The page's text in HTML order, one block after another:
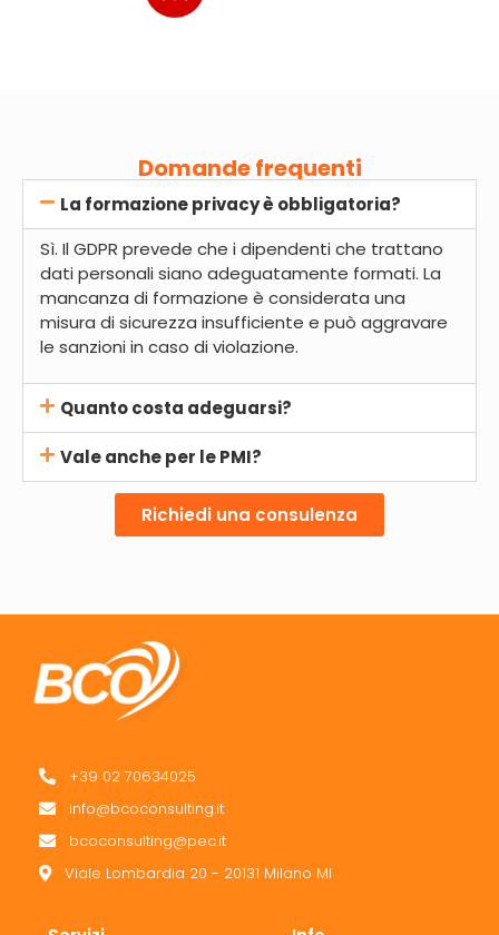
Domande frequenti
La formazione privacy è obbligatoria?
Sì. Il GDPR prevede che i dipendenti che trattano
dati personali siano adeguatamente formati. La
mancanza di formazione è considerata una
misura di sicurezza insufficiente e può aggravare
le sanzioni in caso di violazione.
Quanto costa adeguarsi?
Vale anche per le PMI?
Richiedi una consulenza
+39 02 70634025
info@bcoconsulting.it
bcoconsulting@pec.it
Viale Lombardia 20 - 20131 Milano MI